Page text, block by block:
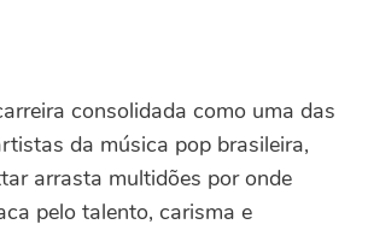
consolidada como uma das
da música pop brasileira,
arrasta multidões por onde
pelo talento, carisma e